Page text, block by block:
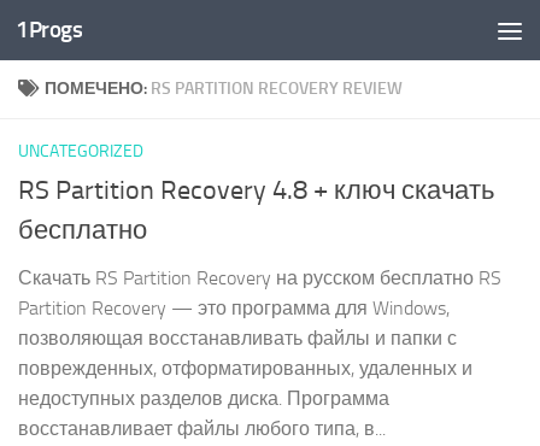
Перейти к содержимому
1Progs
ПОМЕЧЕНО: RS PARTITION RECOVERY REVIEW
UNCATEGORIZED
RS Partition Recovery 4.8 + ключ скачать
бесплатно
Скачать RS Partition Recovery на русском бесплатно RS
Partition Recovery — это программа для Windows,
позволяющая восстанавливать файлы и папки с
поврежденных, отформатированных, удаленных и
недоступных разделов диска. Программа
восстанавливает файлы любого типа, в...